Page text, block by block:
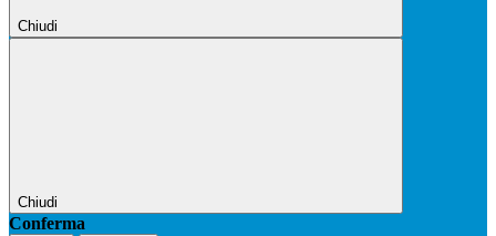
Chiudi
Chiudi
Conferma